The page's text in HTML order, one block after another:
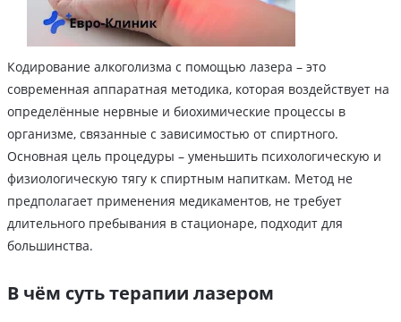
Кодирование алкоголизма с помощью лазера – это
современная аппаратная методика, которая воздействует на
определённые нервные и биохимические процессы в
организме, связанные с зависимостью от спиртного.
Основная цель процедуры – уменьшить психологическую и
физиологическую тягу к спиртным напиткам. Метод не
предполагает применения медикаментов, не требует
длительного пребывания в стационаре, подходит для
большинства.
В чём суть терапии лазером